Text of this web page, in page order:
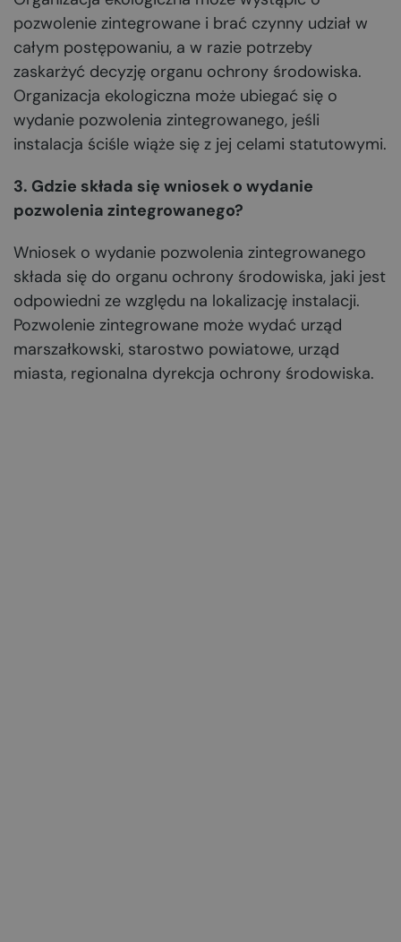
pozwolenie zintegrowane i brać czynny udział w
całym postępowaniu, a w razie potrzeby
zaskarżyć decyzję organu ochrony środowiska.
Organizacja ekologiczna może ubiegać się o
wydanie pozwolenia zintegrowanego, jeśli
instalacja ściśle wiąże się z jej celami statutowymi.
3. Gdzie składa się wniosek o wydanie
pozwolenia zintegrowanego?
Wniosek o wydanie pozwolenia zintegrowanego
składa się do organu ochrony środowiska, jaki jest
odpowiedni ze względu na lokalizację instalacji.
Pozwolenie zintegrowane może wydać urząd
marszałkowski, starostwo powiatowe, urząd
miasta, regionalna dyrekcja ochrony środowiska.